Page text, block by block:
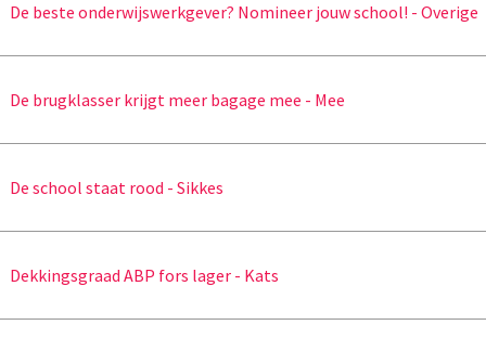
De beste onderwijswerkgever? Nomineer jouw school! - Overige
De brugklasser krijgt meer bagage mee - Mee
De school staat rood - Sikkes
Dekkingsgraad ABP fors lager - Kats